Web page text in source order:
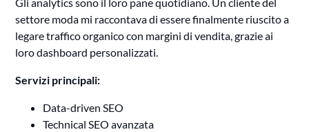
settore moda mi raccontava di essere finalmente riuscito a
legare traffico organico con margini di vendita, grazie ai
loro dashboard personalizzati.
Servizi principali:
Data-driven SEO
Technical SEO avanzata